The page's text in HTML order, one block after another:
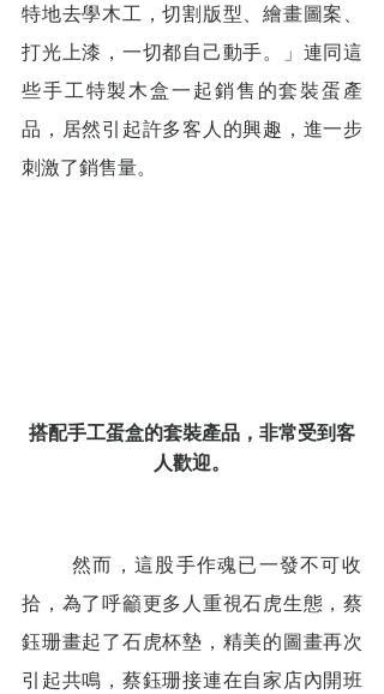
特地去學木工，切割版型、繪畫圖案、
打光上漆，一切都自己動手。」連同這
些手工特製木盒一起銷售的套裝蛋產
品，居然引起許多客人的興趣，進一步
刺激了銷售量。
搭配手工蛋盒的套裝產品，非常受到客
人歡迎。
        然而，這股手作魂已一發不可收
拾，為了呼籲更多人重視石虎生態，蔡
鈺珊畫起了石虎杯墊，精美的圖畫再次
引起共鳴，蔡鈺珊接連在自家店內開班